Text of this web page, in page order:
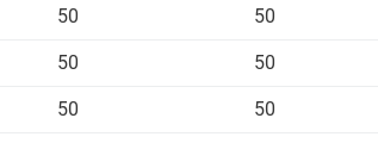
50 50
50 50
50 50